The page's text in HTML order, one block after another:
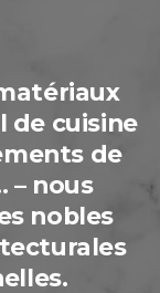
de cuisine
de
– nous
nobles
.